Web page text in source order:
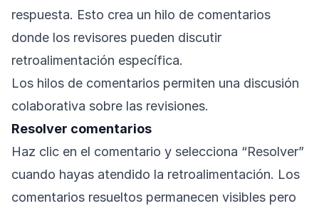
respuesta. Esto crea un hilo de comentarios
donde los revisores pueden discutir
retroalimentación específica.
Los hilos de comentarios permiten una discusión
colaborativa sobre las revisiones.
Resolver comentarios
Haz clic en el comentario y selecciona “Resolver”
cuando hayas atendido la retroalimentación. Los
comentarios resueltos permanecen visibles pero